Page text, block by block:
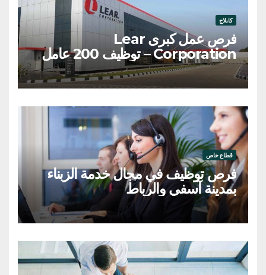
كابلاج
فرص عمل كبرى Lear
Corporation – توظيف 200 عامل
وعاملة
قطاع خاص
فرص توظيف في مجال خدمة الزبناء
بمدينة آسفي والرباط